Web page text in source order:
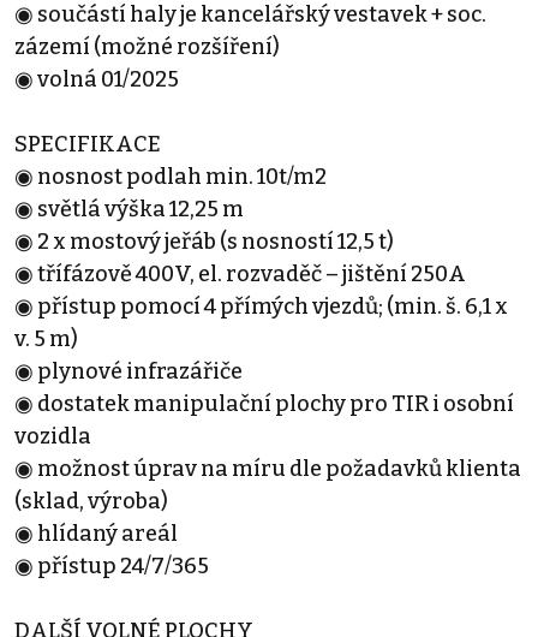
◉ součástí haly je kancelářský vestavek + soc.
zázemí (možné rozšíření)
◉ volná 01/2025
SPECIFIKACE
◉ nosnost podlah min. 10t/m2
◉ světlá výška 12,25 m
◉ 2 x mostový jeřáb (s nosností 12,5 t)
◉ třífázově 400V, el. rozvaděč – jištění 250A
◉ přístup pomocí 4 přímých vjezdů; (min. š. 6,1 x
v. 5 m)
◉ plynové infrazářiče
◉ dostatek manipulační plochy pro TIR i osobní
vozidla
◉ možnost úprav na míru dle požadavků klienta
(sklad, výroba)
◉ hlídaný areál
◉ přístup 24/7/365
DALŠÍ VOLNÉ PLOCHY